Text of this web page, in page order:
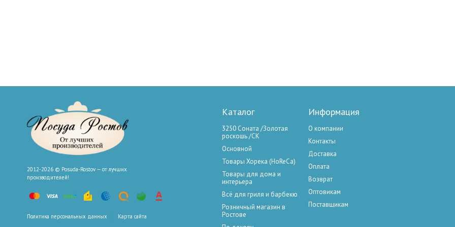
2012-2026 © Posuda-Rostov — от лучших
производителей!
Политика персональных данных Карта сайта
Каталог
3250 Соната /Золотая
роскошь /СК
Основной
Товары Хорека (HoReCa)
Товары для дома и
интерьера
Всё для гриля и барбекю
Розничный магазин в
Ростове
Информация
О компании
Контакты
Доставка
Оплата
Возврат
Оптовикам
Поставщикам